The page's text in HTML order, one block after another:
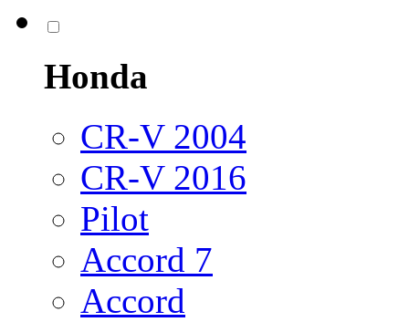
Honda
CR-V 2004
CR-V 2016
Pilot
Accord 7
Accord